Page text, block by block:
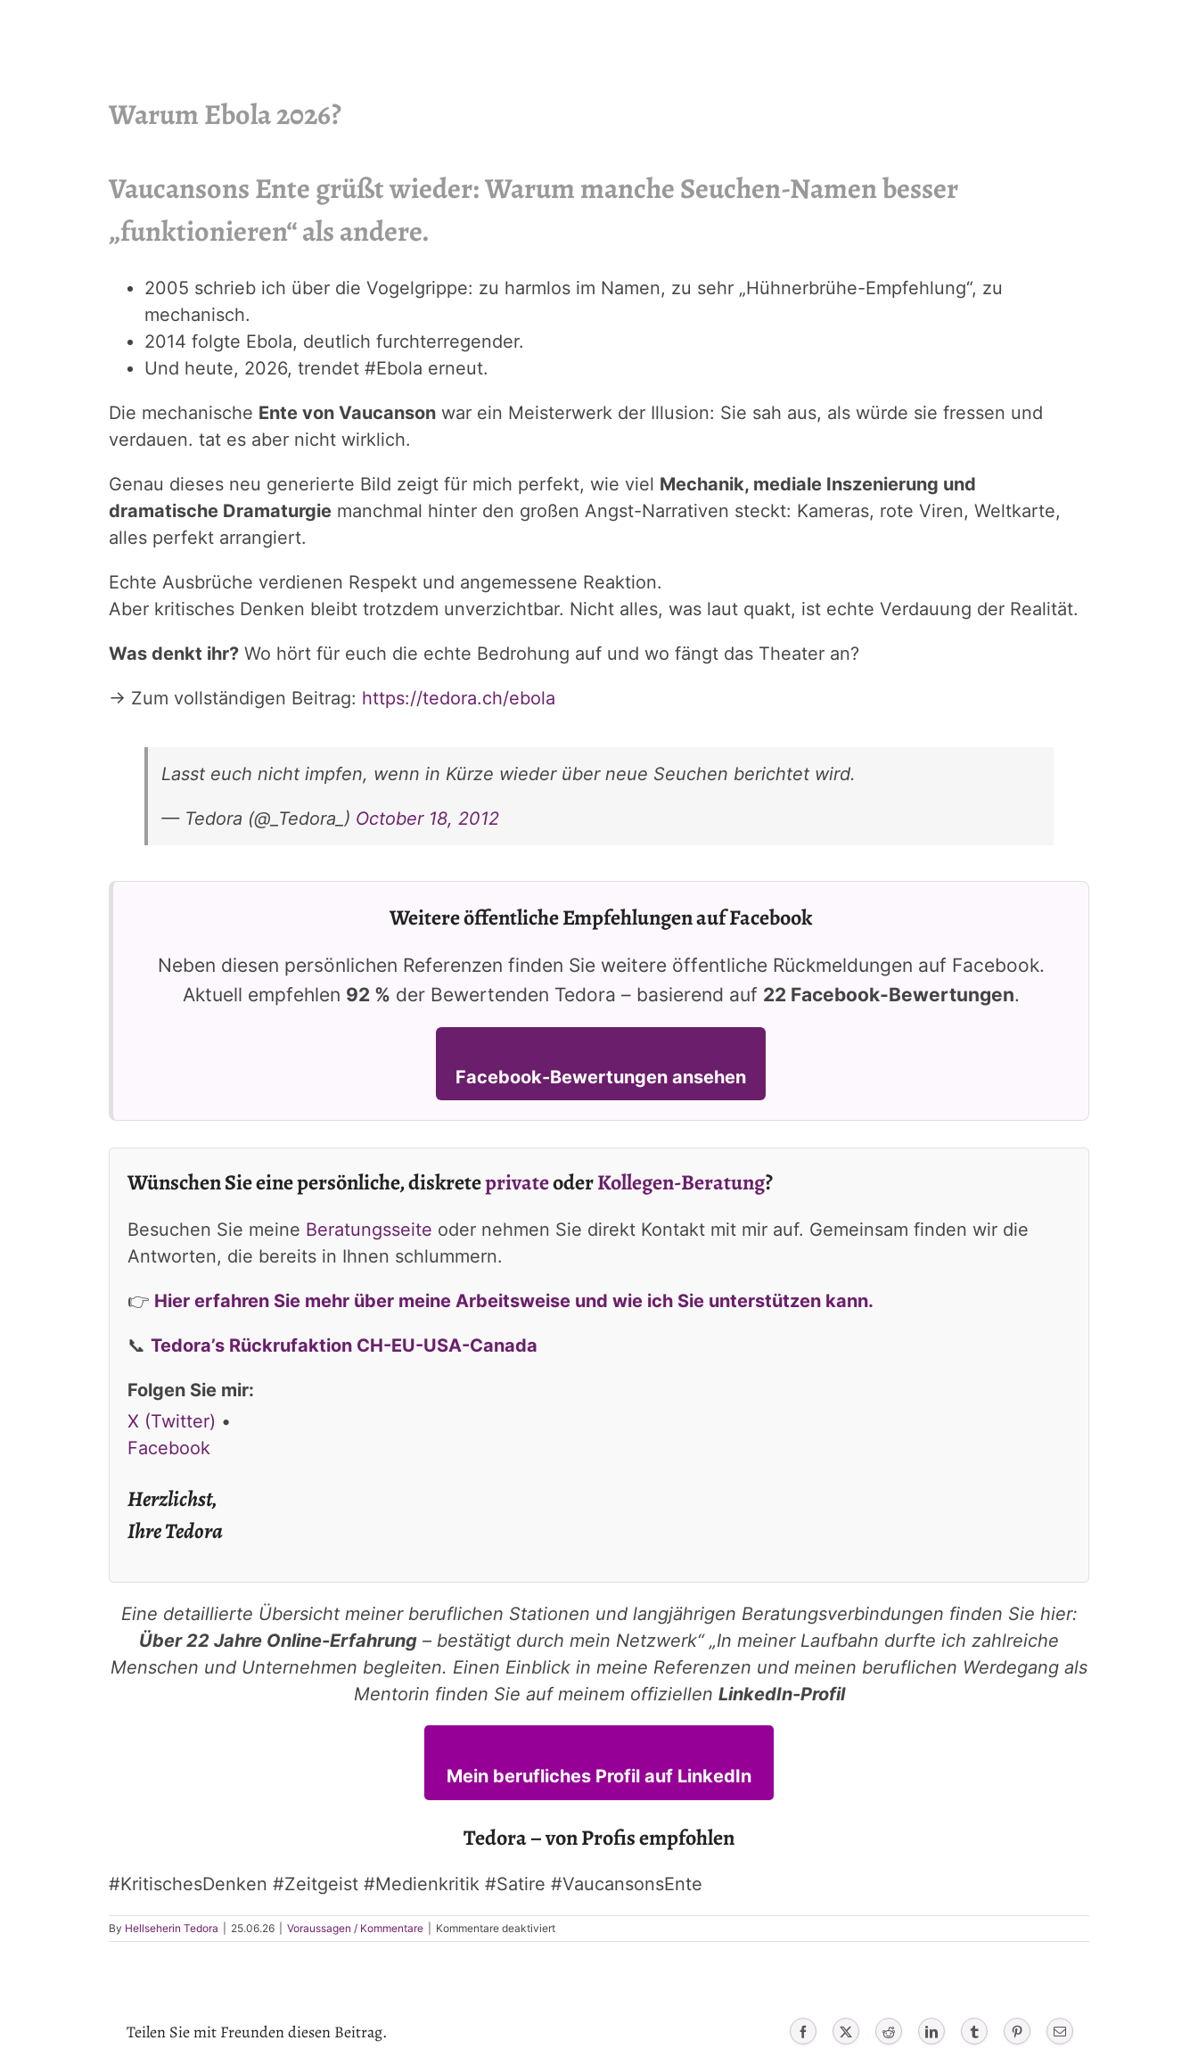
Warum Ebola 2026?
Vaucansons Ente grüßt wieder: Warum manche Seuchen-Namen besser
„funktionieren“ als andere.
2005 schrieb ich über die Vogelgrippe: zu harmlos im Namen, zu sehr „Hühnerbrühe-Empfehlung“, zu
mechanisch.
2014 folgte Ebola, deutlich furchterregender.
Und heute, 2026, trendet #Ebola erneut.
Die mechanische Ente von Vaucanson war ein Meisterwerk der Illusion: Sie sah aus, als würde sie fressen und
verdauen. tat es aber nicht wirklich.
Genau dieses neu generierte Bild zeigt für mich perfekt, wie viel Mechanik, mediale Inszenierung und
dramatische Dramaturgie manchmal hinter den großen Angst-Narrativen steckt: Kameras, rote Viren, Weltkarte,
alles perfekt arrangiert.
Echte Ausbrüche verdienen Respekt und angemessene Reaktion.
Aber kritisches Denken bleibt trotzdem unverzichtbar. Nicht alles, was laut quakt, ist echte Verdauung der Realität.
Was denkt ihr? Wo hört für euch die echte Bedrohung auf und wo fängt das Theater an?
→ Zum vollständigen Beitrag: https://tedora.ch/ebola
Lasst euch nicht impfen, wenn in Kürze wieder über neue Seuchen berichtet wird.
— Tedora (@_Tedora_) October 18, 2012
Weitere öffentliche Empfehlungen auf Facebook
Neben diesen persönlichen Referenzen finden Sie weitere öffentliche Rückmeldungen auf Facebook.
Aktuell empfehlen 92 % der Bewertenden Tedora – basierend auf 22 Facebook-Bewertungen.
Facebook-Bewertungen ansehen
Wünschen Sie eine persönliche, diskreteprivateoderKollegen-Beratung?
Besuchen Sie meine Beratungsseite oder nehmen Sie direkt Kontakt mit mir auf. Gemeinsam finden wir die
Antworten, die bereits in Ihnen schlummern.
👉 Hier erfahren Sie mehr über meine Arbeitsweise und wie ich Sie unterstützen kann.
📞 Tedora’s Rückrufaktion CH-EU-USA-Canada
Folgen Sie mir:
X (Twitter) •
Facebook
Herzlichst,
Ihre Tedora
Eine detaillierte Übersicht meiner beruflichen Stationen und langjährigen Beratungsverbindungen finden Sie hier:
Über 22 Jahre Online-Erfahrung – bestätigt durch mein Netzwerk“ „In meiner Laufbahn durfte ich zahlreiche
Menschen und Unternehmen begleiten. Einen Einblick in meine Referenzen und meinen beruflichen Werdegang als
Mentorin finden Sie auf meinem offiziellen LinkedIn-Profil
Mein berufliches Profil auf LinkedIn
Tedora – von Profis empfohlen
#KritischesDenken #Zeitgeist #Medienkritik #Satire #VaucansonsEnte
By Hellseherin Tedora 25.06.26 Voraussagen / Kommentare Kommentare deaktiviertfür
Warum
Teilen Sie mit Freunden diesen Beitrag. Facebook X Reddit LinkedIn Tumblr PinterestEmail